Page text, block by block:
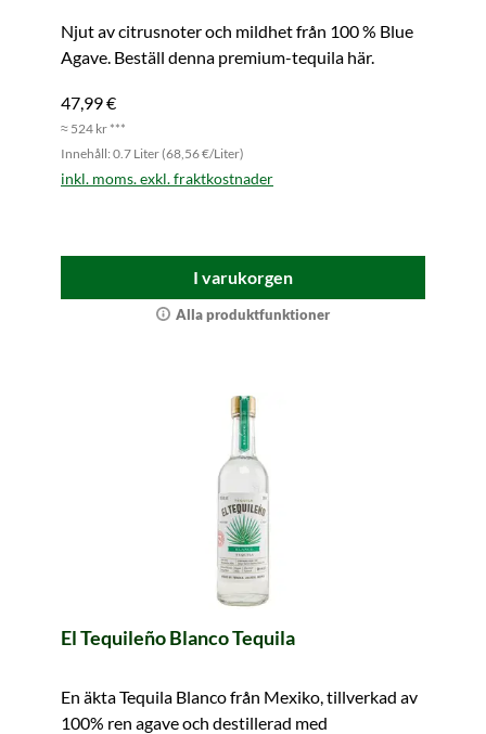
Njut av citrusnoter och mildhet från 100 % Blue
Agave. Beställ denna premium-tequila här.
47,99 €
≈ 524 kr ***
Innehåll: 0.7 Liter (68,56 €/Liter)
inkl. moms. exkl. fraktkostnader
I varukorgen
Alla produktfunktioner
El Tequileño Blanco Tequila
En äkta Tequila Blanco från Mexiko, tillverkad av
100% ren agave och destillerad med